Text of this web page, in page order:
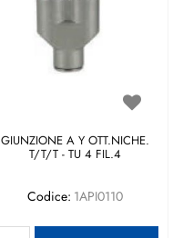
GIUNZIONE A Y OTT.NICHE.
T/T/T - TU 4 FIL.4
Codice: 1API0110